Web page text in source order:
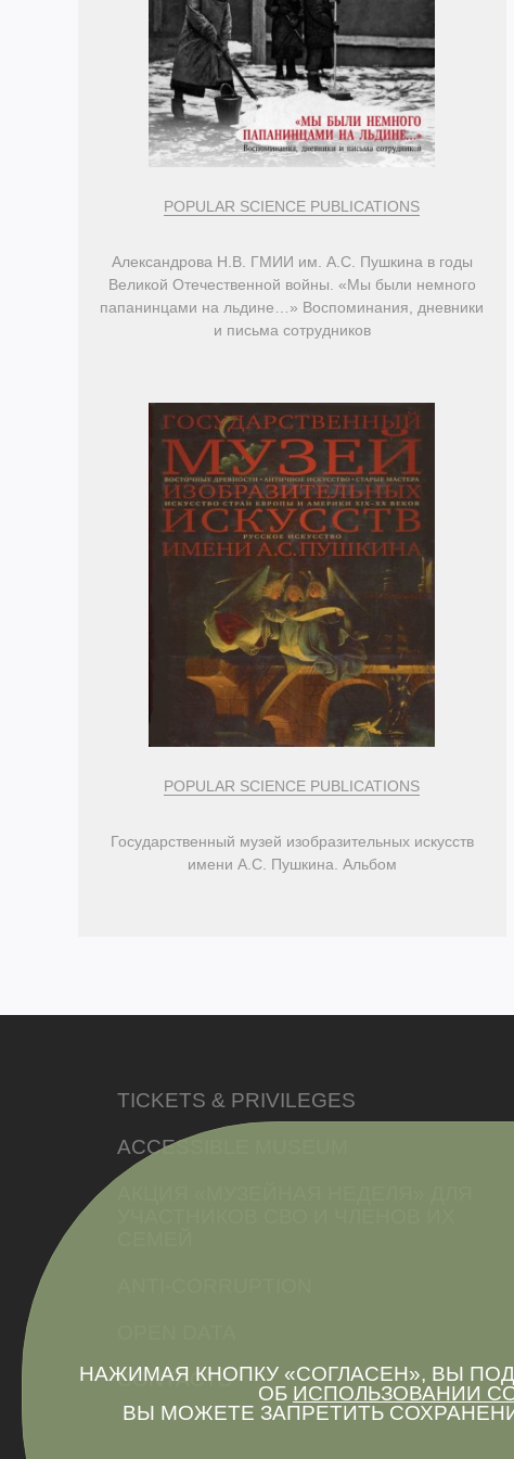
POPULAR SCIENCE PUBLICATIONS
Александрова Н.В. ГМИИ им. А.С. Пушкина в годы
Великой Отечественной войны. «Мы были немного
папанинцами на льдине…» Воспоминания, дневники
и письма сотрудников
POPULAR SCIENCE PUBLICATIONS
Государственный музей изобразительных искусств
имени А.С. Пушкина. Альбом
НАЖИМАЯ КНОПКУ «СОГЛАСЕН», ВЫ
ОБ ИСПОЛЬЗОВАНИИ
ВЫ МОЖЕТЕ ЗАПРЕТИТЬ
TICKETS & PRIVILEGES
ACCESSIBLE MUSEUM
CONTACTS